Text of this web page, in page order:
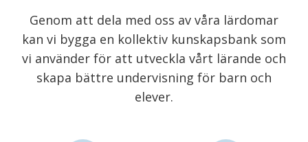
Genom att dela med oss av våra lärdomar
kan vi bygga en kollektiv kunskapsbank som
vi använder för att utveckla vårt lärande och
skapa bättre undervisning för barn och
elever.